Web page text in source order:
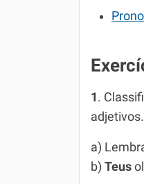
1 .
a)
b) Teus